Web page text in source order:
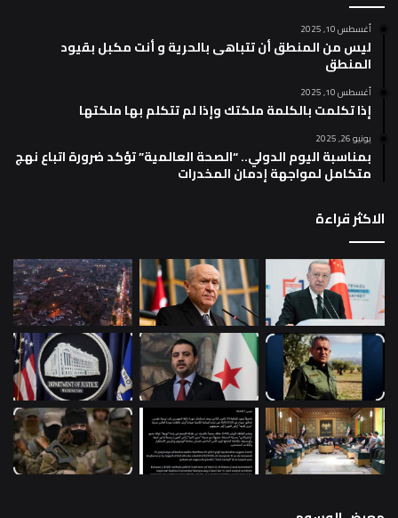
أغسطس 10, 2025
ليس من المنطق أن تتباهى بالحرية و أنت مكبل بقيود
المنطق
أغسطس 10, 2025
إذا تكلمت بالكلمة ملكتك وإذا لم تتكلم بها ملكتها
يونيو 26, 2025
بمناسبة اليوم الدولي.. “الصحة العالمية” تؤكد ضرورة اتباع نهج
متكامل لمواجهة إدمان المخدرات
الاكثر قراءة